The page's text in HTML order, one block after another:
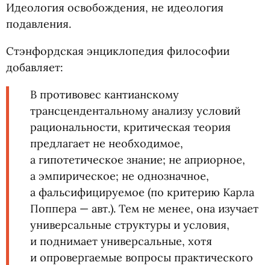
Идеология освобождения, не идеология
подавления.
Стэнфордская энциклопедия философии
добавляет:
В противовес кантианскому
трансцендентальному анализу условий
рациональности, критическая теория
предлагает не необходимое,
а гипотетическое знание; не априорное,
а эмпирическое; не однозначное,
а фальсифицируемое (по критерию Карла
Поппера — авт.). Тем не менее, она изучает
универсальные структуры и условия,
и поднимает универсальные, хотя
и опровергаемые вопросы практического